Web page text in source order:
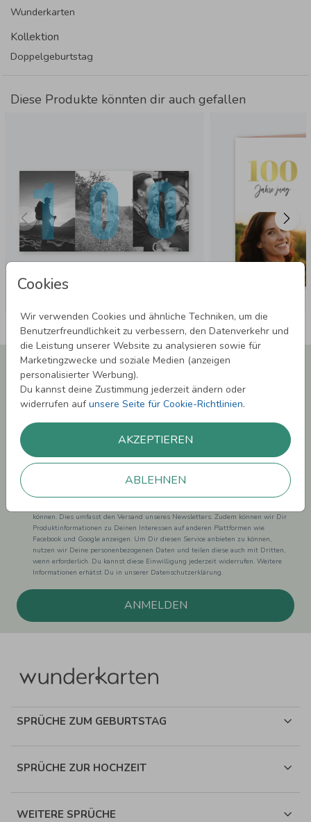
Cookies
Wir verwenden Cookies und ähnliche Techniken, um die
Benutzerfreundlichkeit zu verbessern, den Datenverkehr und
die Leistung unserer Website zu analysieren sowie für
Marketingzwecke und soziale Medien (anzeigen
personalisierter Werbung).
Du kannst deine Zustimmung jederzeit ändern oder
widerrufen aufunsere Seite für Cookie-Richtlinien.
AKZEPTIEREN
ABLEHNEN
Wunderkarten
Kollektion
Doppelgeburtstag
Diese Produkte könnten dir auch gefallen
Newsletter abonnieren und 5,00 € Rabatt**
sichern!
Melde Dich zu unserem Newsletter an und bleibe auf dem
Einwilligung zur Datennutzung für Marketingzwecke: Hiermit willigst Du ein,
können. Dies umfasst den Versand unseres Newsletters. Zudem können wir Dir
Produktinformationen zu Deinen Interessen auf anderen Plattformen wie
Facebook und Google anzeigen. Um Dir diesen Service anbieten zu können,
nutzen wir Deine personenbezogenen Daten und teilen diese auch mit Dritten,
wenn erforderlich. Du kannst diese Einwilligung jederzeit widerrufen. Weitere
Informationen erhätst Du in unserer Datenschutzerklärung.
ANMELDEN
SPRÜCHE ZUM GEBURTSTAG
SPRÜCHE ZUR HOCHZEIT
WEITERE SPRÜCHE